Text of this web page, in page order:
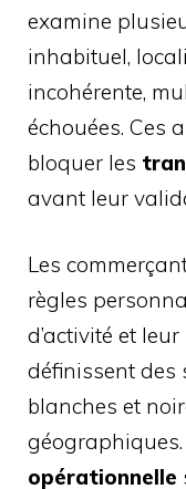
examine
inhabituel,
incohérente,
échouées. Ces
bloquer les
avant leur
Les
règles
d’activité et
définissent des
blanches et
géographiques.
opérationnelle